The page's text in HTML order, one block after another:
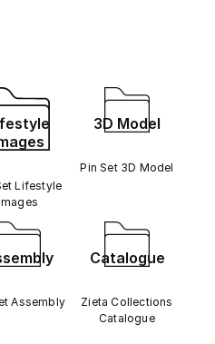
Lifestyle
3D Model
Pin Set 3D Model
Assembly
Catalogue
Zieta Collections
Catalogue